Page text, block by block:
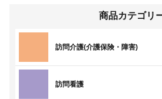
商品カテゴリ
訪問介護(介護保険・障害)
訪問看護